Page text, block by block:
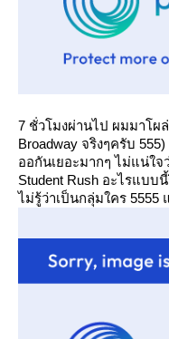
7 ชั่วโมงผ่านไป ผมมาโผ
Broadway จริงๆครับ
ออกันเยอะมากๆ ไม่แน่ใ
Student Rush อะไรแบ
ไม่รู้ว่าเป็นกลุ่มใคร